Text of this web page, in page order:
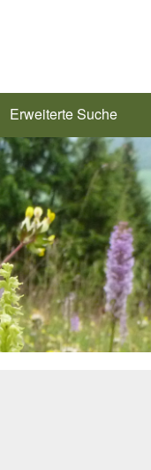
Erweiterte Suche